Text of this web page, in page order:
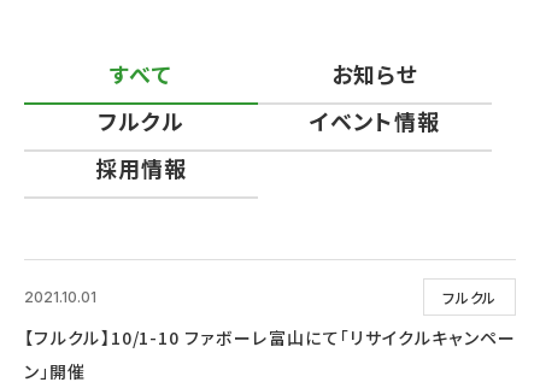
すべて
お知らせ
フルクル
イベント情報
採用情報
フルクル
2021.10.01
【フルクル】10/1-10 ファボーレ富山にて「リサイクルキャンペー
ン」開催